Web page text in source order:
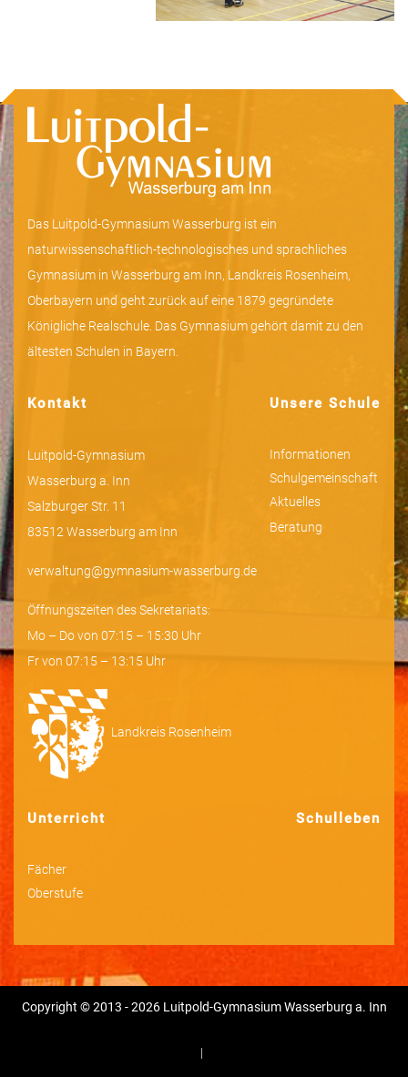
Das Luitpold-Gymnasium Wasserburg ist ein
naturwissenschaftlich-technologisches und sprachliches
Gymnasium in Wasserburg am Inn, Landkreis Rosenheim,
Oberbayern und geht zurück auf eine 1879 gegründete
Königliche Realschule. Das Gymnasium gehört damit zu den
ältesten Schulen in Bayern.
Kontakt
Luitpold-Gymnasium
Wasserburg a. Inn
Salzburger Str. 11
83512 Wasserburg am Inn
verwaltung@gymnasium-wasserburg.de
Öffnungszeiten des Sekretariats:
Mo – Do von 07:15 – 15:30 Uhr
Fr von 07:15 – 13:15 Uhr
Landkreis Rosenheim
Unsere Schule
Informationen
Schulgemeinschaft
Aktuelles
Beratung
Unterricht
Fächer
Oberstufe
Schulleben
Copyright © 2013 - 2026 Luitpold-Gymnasium Wasserburg a. Inn